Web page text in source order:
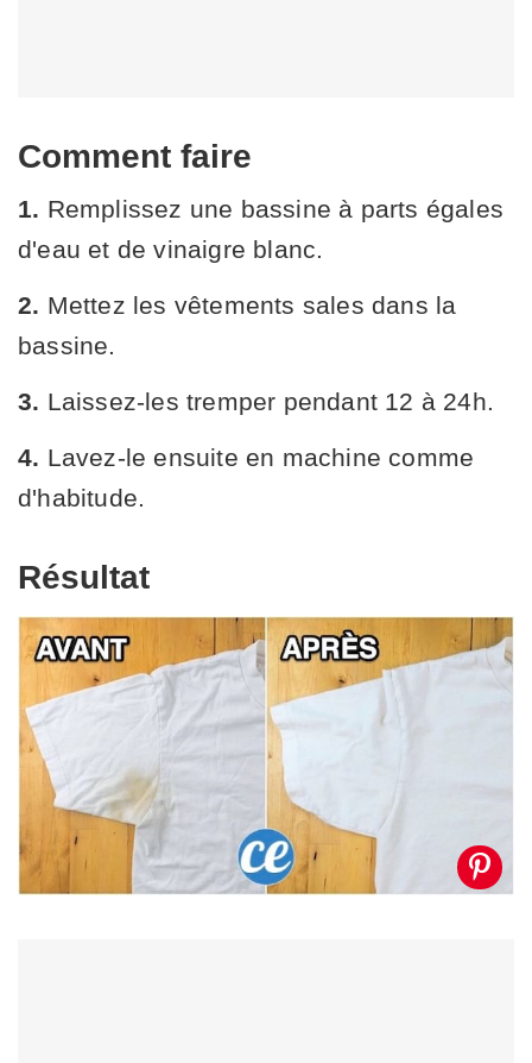
Comment faire
1. Remplissez une bassine à parts égales
d'eau et de vinaigre blanc.
2. Mettez les vêtements sales dans la
bassine.
3. Laissez-les tremper pendant 12 à 24h.
4. Lavez-le ensuite en machine comme
d'habitude.
Résultat